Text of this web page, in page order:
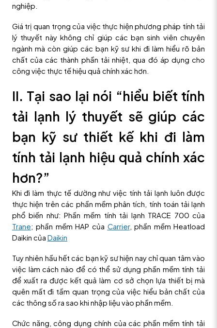
nghiệp.
Giá trị quan trọng của việc thực hiện phương pháp tính tải
lý thuyết này không chỉ giúp các bạn sinh viên chuyên
ngành mà còn giúp các bạn kỹ sư khi đi làm hiểu rõ bản
chất của các thành phần tải nhiệt, qua đó áp dụng cho
công việc thực tế hiệu quả chính xác hơn.
II. Tại sao lại nói “hiểu biết tính
tải lạnh lý thuyết sẽ giúp các
bạn kỹ sư thiết kế khi đi làm
tính tải lạnh hiệu quả chính xác
hơn?”
Khi đi làm thực tế dường như việc tính tải lạnh luôn được
thực hiện trên các phần mềm phân tích, tính toán tải lạnh
phổ biến như: Phần mềm tính tải lạnh TRACE 700 của
Trane; phần mềm HAP của Carrier, phần mềm Heatload
Daikin của Daikin
Tuy nhiên hầu hết các bạn kỹ sư hiện nay chỉ quan tâm vào
việc làm cách nào để có thể sử dụng phần mềm tính tải
để xuất ra được kết quả làm cơ sở chọn lựa thiết bị mà
quên mất đi tầm quan trọng của việc hiểu bản chất của
các thông số ra sao khi nhập liệu vào phần mềm.
Chức năng, công dụng chính của các phần mềm tính tải